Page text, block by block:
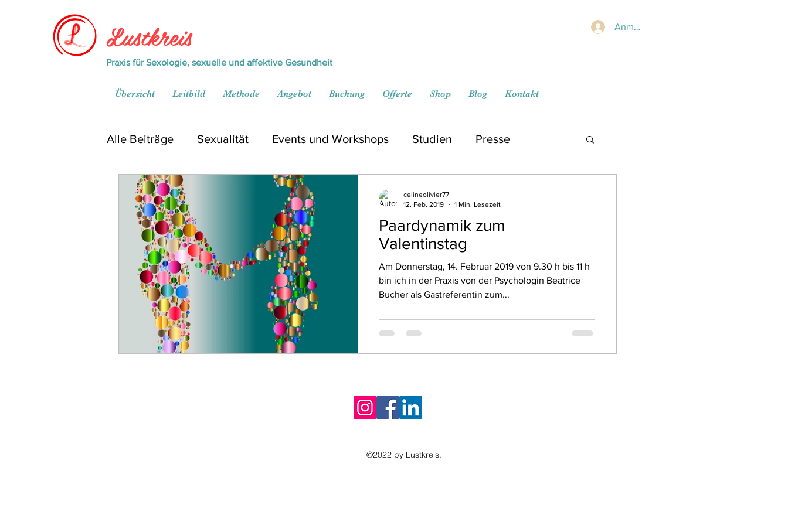
Lustkreis
Praxis für Sexologie, sexuelle und affektive Gesundheit
Übersicht Leitbild Methode Angebot Buchung Offerte Shop Blog Kontakt
Anmelden
Alle Beiträge Sexualität Events und Workshops Studien Presse
Mediathek
Paardynamik zum
Valentinstag
Am Donnerstag, 14. Februar 2019 von 9.30 h bis 11 h
bin ich in der Praxis von der Psychologin Beatrice
Bucher als Gastreferentin zum...
celineolivier77
12. Feb. 2019
1 Min. Lesezeit
©2022 by Lustkreis.